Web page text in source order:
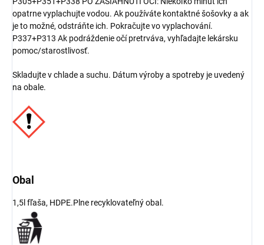
opatrne vyplachujte vodou. Ak používáte kontaktné šošovky a ak
je to možné, odstráňte ich. Pokračujte vo vyplachování.
P337+P313 Ak podráždenie očí pretrváva, vyhľadajte lekársku
pomoc/starostlivosť.
Skladujte v chlade a suchu. Dátum výroby a spotreby je uvedený
na obale.
Obal
1,5l fľaša, HDPE.Plne recyklovateľný obal.